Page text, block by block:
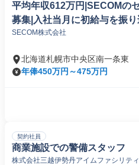
平均年収612万円|SECOMの
募集|入社当月に初給与を振
SECOM株式会社
北海道札幌市中央区南一条東
年俸450万円～475万円
契約社員
商業施設での警備スタッフ
株式会社三越伊勢丹アイムファシリテ